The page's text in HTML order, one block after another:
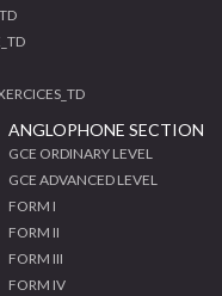
ANGLOPHONE SECTION
GCE ORDINARY LEVEL
GCE ADVANCED LEVEL
FORM I
FORM II
FORM III
FORM IV